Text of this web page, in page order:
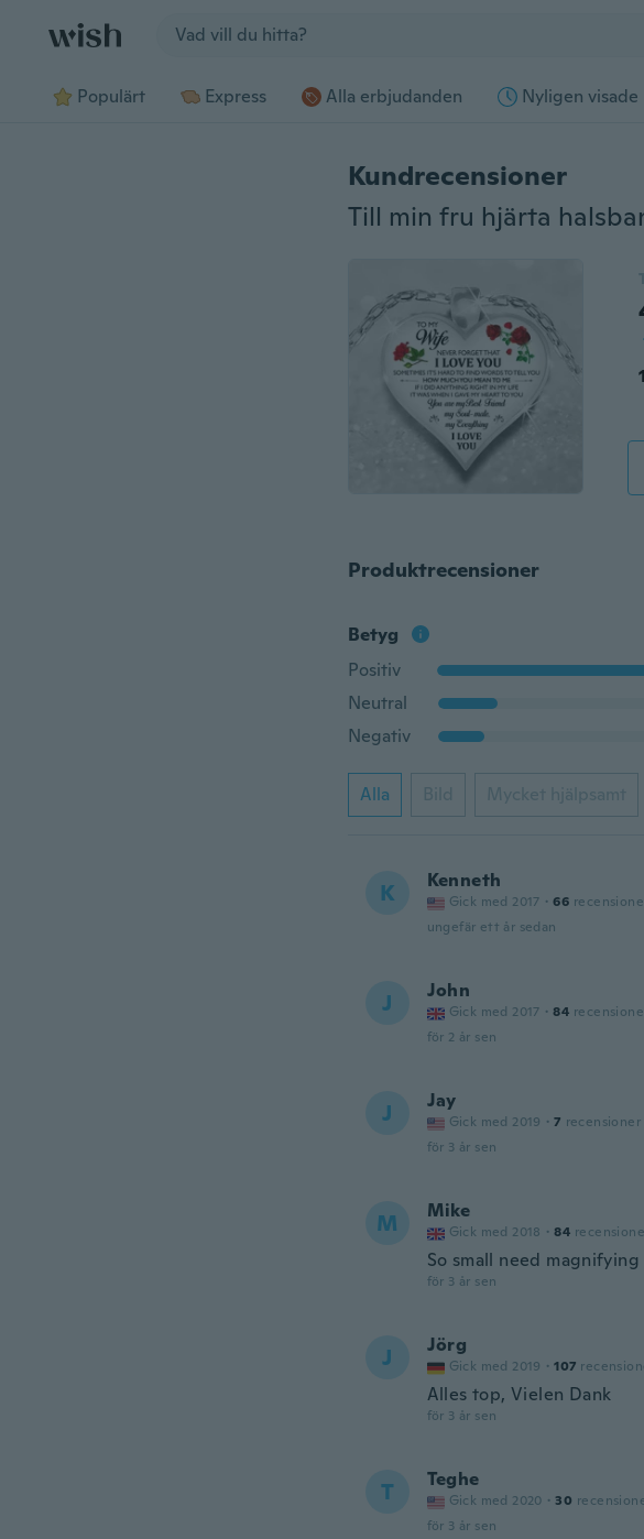
Populärt Express Alla erbjudanden Nyligen visade
Kundrecensioner
Produktrecensioner
Betyg
Positiv
Neutral
Negativ
Alla Bild Mycket hjälpsamt
K Kenneth
Gick med 2017 · 66
ungefär ett år sedan
J John
Gick med 2017 · 84
för 2 år sen
J Jay
Gick med 2019 · 7 recensioner
för 3 år sen
M Mike
Gick med 2018 · 84
So small need
för 3 år sen
J Jörg
Gick med 2019 · 107
Alles top, Vielen Dank
för 3 år sen
T Teghe
Gick med 2020 · 30
för 3 år sen